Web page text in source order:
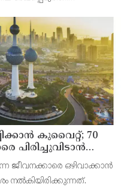
കുവൈറ്റ്; 70
പിരിച്ചുവിടാന്‍
ജീവനക്കാരെ ഒഴിവാക്കാന്‍
നല്‍കിയിരിക്കുന്നത്.